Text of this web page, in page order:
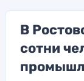
В
сотни